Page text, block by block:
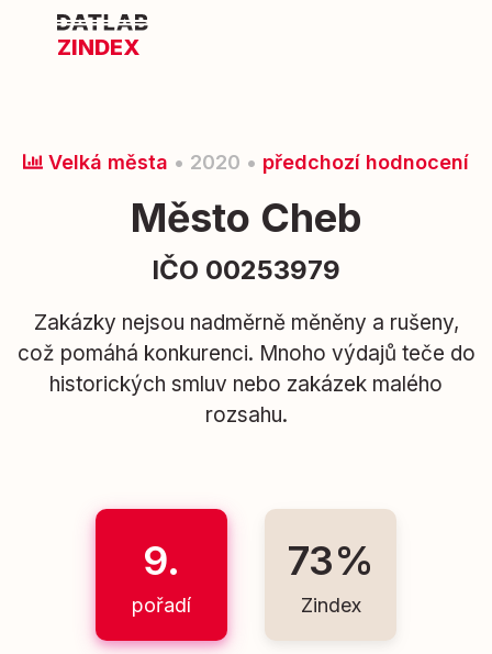
ZINDEX
Velká města • 2020 • předchozí hodnocení
Město Cheb
IČO 00253979
Zakázky nejsou nadměrně měněny a rušeny,
což pomáhá konkurenci. Mnoho výdajů teče do
historických smluv nebo zakázek malého
rozsahu.
9.
pořadí
73%
Zindex